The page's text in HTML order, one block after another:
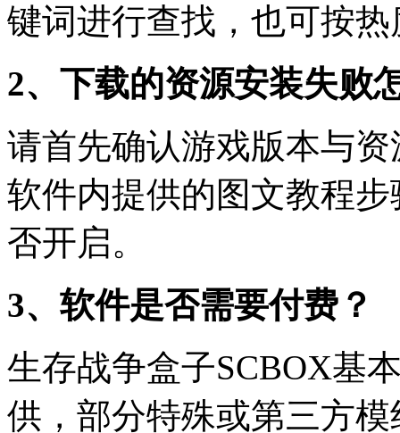
键词进行查找，也可按
2、下载的资源安装失败
请首先确认游戏版本与
软件内提供的图文教程
否开启。
3、软件是否需要付费？
生存战争盒子SCBOX基
供，部分特殊或第三方